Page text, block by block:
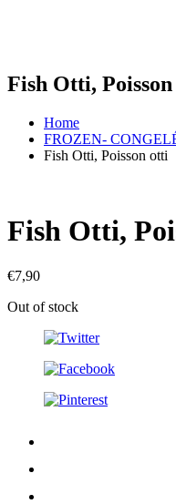
Fish Otti,
Home
FROZEN-
Fish Otti, Poisson otti
Fish Otti,
€7,90
Out of stock